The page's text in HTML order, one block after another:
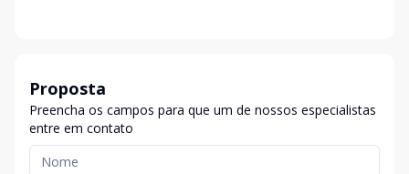
Proposta
Preencha os campos para que um de nossos especialistas
entre em contato